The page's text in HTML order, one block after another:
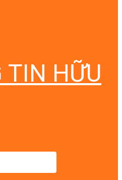
TIN HỮU